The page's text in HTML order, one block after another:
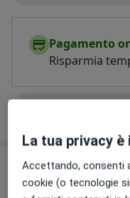
Pagamento
Risparmia
Comunicazioni
Dott. Gabriele
La tua privacy
Accettando, consenti
cookie (o tecnologie